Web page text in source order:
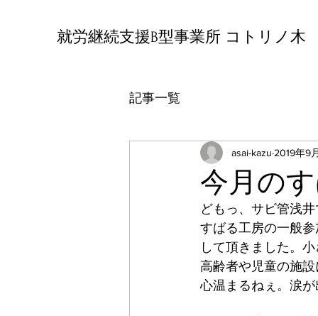
就労継続支援B型事業所 コトリノ木
記事一覧
今月の
asai-kazu 2019年9
どもっ、サビ管浅
すばる工房の一般
して頂きました。
高齢者や児童の施
心温まるねぇ。涙